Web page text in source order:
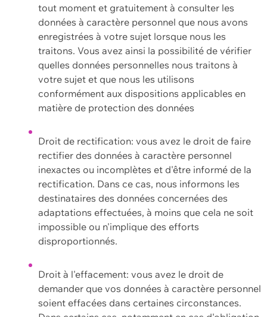
tout moment et gratuitement à consulter les
données à caractère personnel que nous avons
enregistrées à votre sujet lorsque nous les
traitons. Vous avez ainsi la possibilité de vérifier
quelles données personnelles nous traitons à
votre sujet et que nous les utilisons
conformément aux dispositions applicables en
matière de protection des données
Droit de rectification: vous avez le droit de faire
rectifier des données à caractère personnel
inexactes ou incomplètes et d'être informé de la
rectification. Dans ce cas, nous informons les
destinataires des données concernées des
adaptations effectuées, à moins que cela ne soit
impossible ou n'implique des efforts
disproportionnés.
Droit à l'effacement: vous avez le droit de
demander que vos données à caractère personnel
soient effacées dans certaines circonstances.